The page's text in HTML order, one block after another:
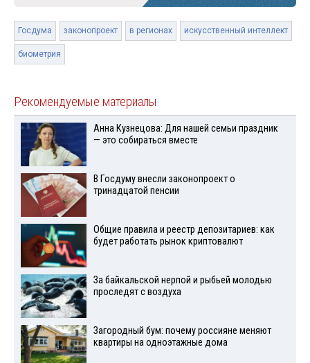
Госдума законопроект в регионах искусственный интеллект
биометрия
Рекомендуемые материалы
Анна Кузнецова: Для нашей семьи праздник
— это собираться вместе
В Госдуму внесли законопроект о
тринадцатой пенсии
Общие правила и реестр депозитариев: как
будет работать рынок криптовалют
За байкальской нерпой и рыбьей молодью
проследят с воздуха
Загородный бум: почему россияне меняют
квартиры на одноэтажные дома